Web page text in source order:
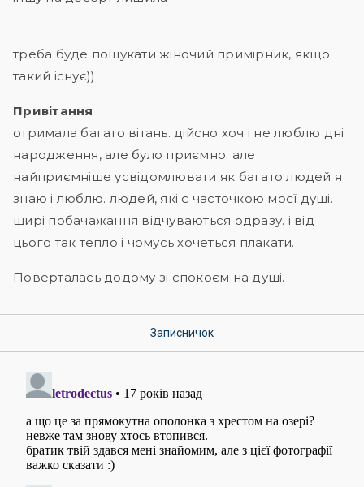
треба буде пошукати жіночий примірник, якщо
такий існує))
Привітання
отримала багато вітань. дійсно хоч і не люблю дні
народження, але було приємно. але
найприємніше усвідомлювати як багато людей я
знаю і люблю. людей, які є часточкою моєї душі.
щирі побачажання відчуваються одразу. і від
цього так тепло і чомусь хочеться плакати.
Поверталась додому зі спокоєм на душі.
Записничок